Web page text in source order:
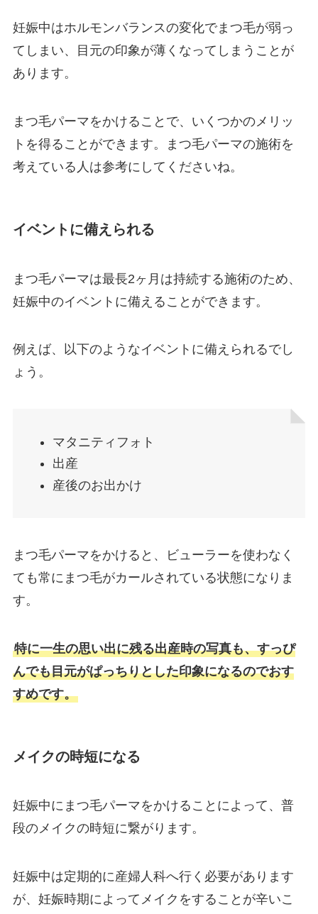
妊娠中はホルモンバランスの変化でまつ毛が弱っ
てしまい、目元の印象が薄くなってしまうことが
あります。
まつ毛パーマをかけることで、いくつかのメリッ
トを得ることができます。まつ毛パーマの施術を
考えている人は参考にしてくださいね。
イベントに備えられる
まつ毛パーマは最長2ヶ月は持続する施術のため、
妊娠中のイベントに備えることができます。
例えば、以下のようなイベントに備えられるでし
ょう。
マタニティフォト
出産
産後のお出かけ
まつ毛パーマをかけると、ビューラーを使わなく
ても常にまつ毛がカールされている状態になりま
す。
特に一生の思い出に残る出産時の写真も、すっぴ
んでも目元がぱっちりとした印象になるのでおす
すめです。
メイクの時短になる
妊娠中にまつ毛パーマをかけることによって、普
段のメイクの時短に繋がります。
妊娠中は定期的に産婦人科へ行く必要があります
が、妊娠時期によってメイクをすることが辛いこ